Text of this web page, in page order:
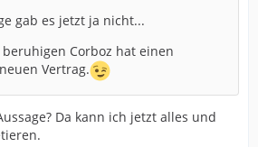
gab es jetzt ja nicht...
Corboz hat einen
Vertrag.
Da kann ich jetzt alles und